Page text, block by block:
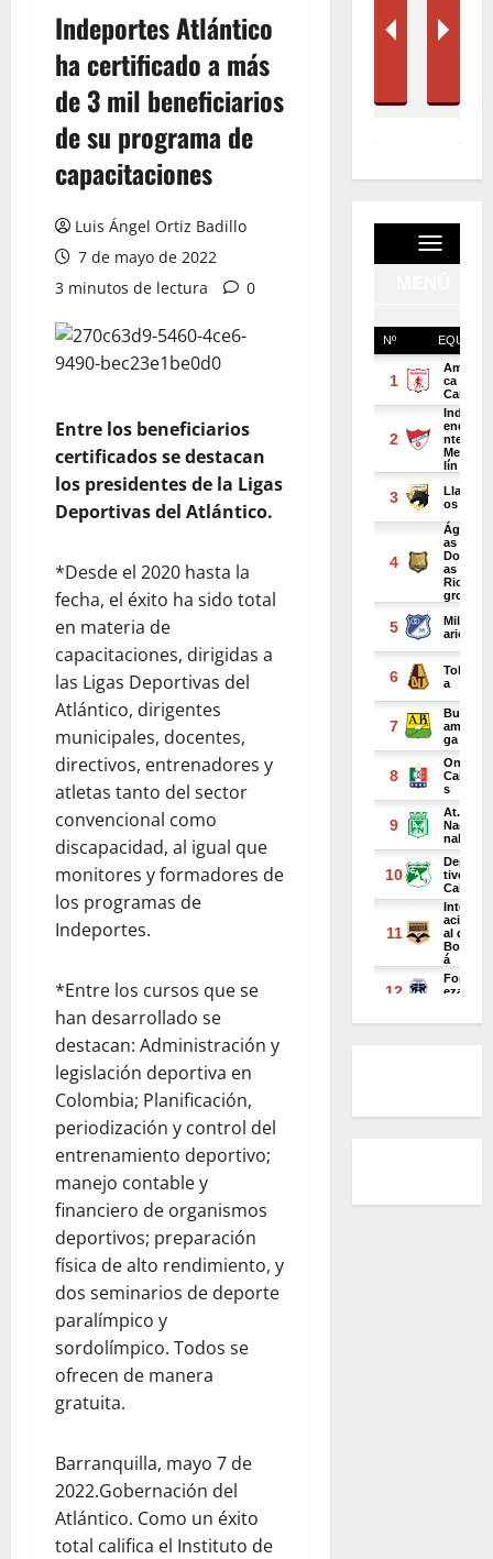
Indeportes Atlántico
ha certificado a más
de 3 mil beneficiarios
de su programa de
capacitaciones
Luis Ángel Ortiz Badillo
7 de mayo de 2022
3 minutos de lectura
0
Entre los beneficiarios
certificados se destacan
los presidentes de la Ligas
Deportivas del Atlántico.
*Desde el 2020 hasta la
fecha, el éxito ha sido total
en materia de
capacitaciones, dirigidas a
las Ligas Deportivas del
Atlántico, dirigentes
municipales, docentes,
directivos, entrenadores y
atletas tanto del sector
convencional como
discapacidad, al igual que
monitores y formadores de
los programas de
Indeportes.
*Entre los cursos que se
han desarrollado se
destacan: Administración y
legislación deportiva en
Colombia; Planificación,
periodización y control del
entrenamiento deportivo;
manejo contable y
financiero de organismos
deportivos; preparación
física de alto rendimiento, y
dos seminarios de deporte
paralímpico y
sordolímpico. Todos se
ofrecen de manera
gratuita.
Barranquilla, mayo 7 de
2022.Gobernación del
Atlántico. Como un éxito
total califica el Instituto de